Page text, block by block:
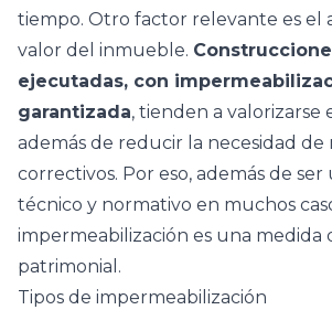
tiempo. Otro factor relevante es el
valor del inmueble.
ejecutadas, con
garantizada, tienden a valorizarse
además de reducir la necesidad
correctivos. Por eso, además de
técnico y normativo en muchos
impermeabilización es una medida
patrimonial.
Tipos de impermeabilización